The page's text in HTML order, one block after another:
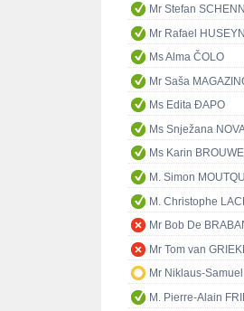
Mr Stefan
Mr Rafael
Ms Alma ČOLO
Mr Saša
Ms Edita ĐAPO
Ms Snježana
Ms Karin
M. Simon
M. Christophe
Mr Bob De
Mr Tom van
Mr Niklaus-
M. Pierre-Alain